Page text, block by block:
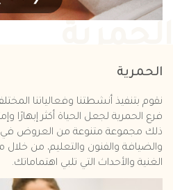
الحمرية
نقوم بتنفيذ أنشطتنا وفعالياتنا
فرع الحمرية لجعل الحياة أكثر إبهارًا
ذلك مجموعة متنوعة من العروض في
والضيافة والفنون والتعليم، من
الغنية والأحداث التي تلبي اهتماماتك.